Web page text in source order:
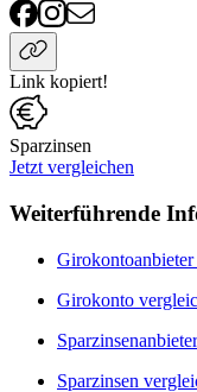
Link kopiert!
Sparzinsen
Jetzt vergleichen
Weiterführende
Girokonto
Sparzinsen